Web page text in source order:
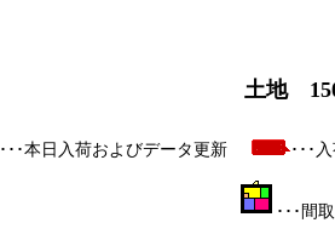
土地
･･･本日入荷およびデータ更新 ･･･
･･･間